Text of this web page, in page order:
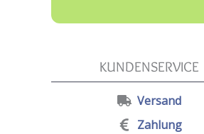
KUNDENSERVICE
Versand
Zahlung